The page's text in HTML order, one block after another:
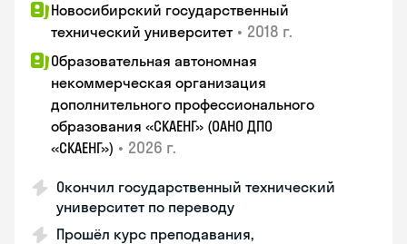
Новосибирский государственный
технический университет • 2018 г.
Образовательная автономная
некоммерческая организация
дополнительного профессионального
образования «СКАЕНГ» (ОАНО ДПО
«СКАЕНГ») • 2026 г.
Окончил государственный технический
университет по переводу
Прошёл курс преподавания,